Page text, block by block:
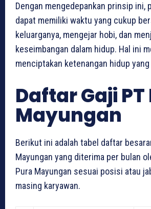
Dengan mengedepankan prinsip ini,
dapat memiliki waktu yang cukup
keluarganya, mengejar hobi, dan
keseimbangan dalam hidup. Hal ini
menciptakan ketenangan hidup
Daftar Gaji PT
Mayungan
Berikut ini adalah tabel daftar
Mayungan yang diterima per bulan
Pura Mayungan sesuai posisi atau
masing karyawan.